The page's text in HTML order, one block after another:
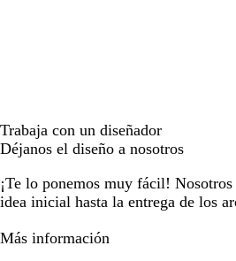
Trabaja con un diseñador
Déjanos el diseño a nosotros
¡Te lo ponemos muy fácil!
idea inicial hasta la entrega de los
Más información